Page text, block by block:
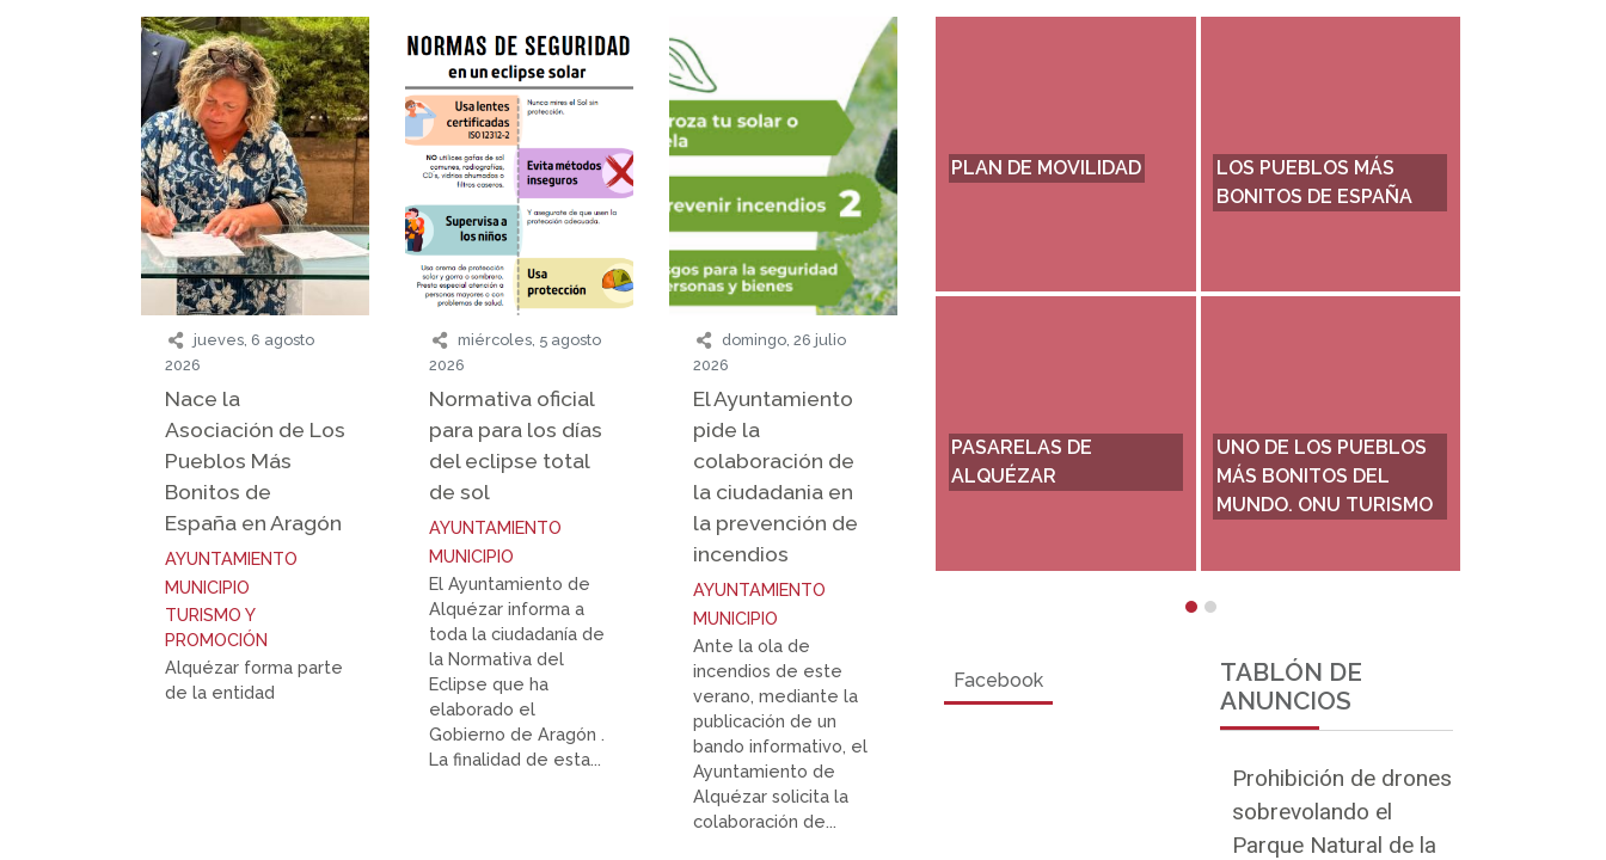
jueves, 6 agosto
2026
Nace la
Asociación de Los
Pueblos Más
Bonitos de
España en Aragón
AYUNTAMIENTO
MUNICIPIO
TURISMO Y
PROMOCIÓN
Alquézar forma parte
de la entidad
miércoles, 5 agosto
2026
Normativa oficial
para para los días
del eclipse total
de sol
AYUNTAMIENTO
MUNICIPIO
El Ayuntamiento de
Alquézar informa a
toda la ciudadanía de
la Normativa del
Eclipse que ha
elaborado el
Gobierno de Aragón .
La finalidad de esta...
domingo, 26 julio
2026
El Ayuntamiento
pide la
colaboración de
la ciudadania en
la prevención de
incendios
AYUNTAMIENTO
MUNICIPIO
Ante la ola de
incendios de este
verano, mediante la
publicación de un
bando informativo, el
Ayuntamiento de
Alquézar solicita la
colaboración de...
PARQUE NATURAL DE
TURISMO SOMONTANO
PARQUE CULTURAL RÍO
VERO
PUEBLOS VIVOS
Facebook
TABLÓN DE
ANUNCIOS
Prohibición de drones
sobrevolando el
Parque Natural de la